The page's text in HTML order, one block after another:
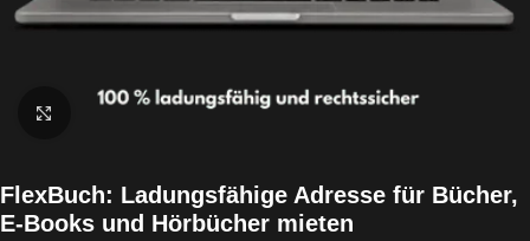
Klick zum Vergrößern
FlexBuch: Ladungsfähige Adresse für Bücher,
E-Books und Hörbücher mieten